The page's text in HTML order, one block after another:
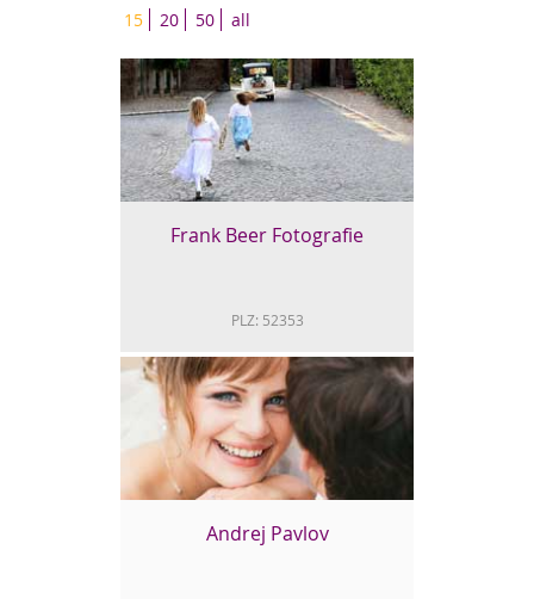
15 20 50 all
Frank Beer Fotografie
PLZ: 52353
Frank Beer Fotografie
Der Fotograf Frank Beer ist Spezialist für
Hochzeits- und Eventfotografie sowie für
Videos. Die www.frank-beer.de zeigt
anhand von vielen Galerien ein
breitaufgestelltes und fachlich
http://www.frank-beer.de/
Andrej Pavlov